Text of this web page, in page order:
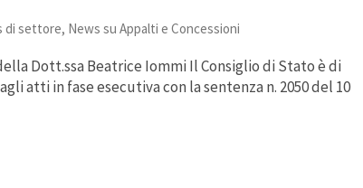
di settore, News su Appalti e Concessioni
Dott.ssa Beatrice Iommi Il Consiglio di Stato è di
atti in fase esecutiva con la sentenza n. 2050 del 10